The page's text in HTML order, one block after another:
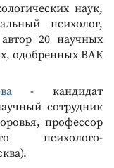
наук,
психолог,
20 научных
одобренных ВАК
- кандидат
сотрудник
профессор
психолого-